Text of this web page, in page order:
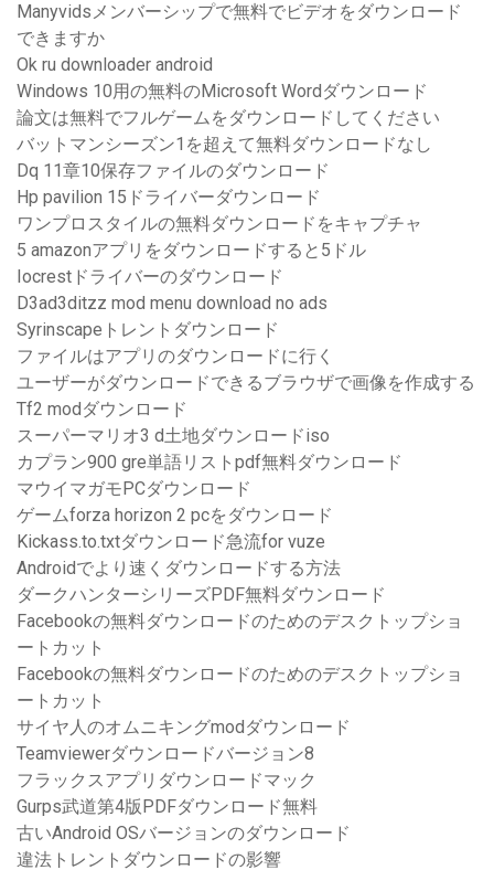
Manyvidsメンバーシップで無料でビデオをダウンロード
できますか
Ok ru downloader android
Windows 10用の無料のMicrosoft Wordダウンロード
論文は無料でフルゲームをダウンロードしてください
バットマンシーズン1を超えて無料ダウンロードなし
Dq 11章10保存ファイルのダウンロード
Hp pavilion 15ドライバーダウンロード
ワンプロスタイルの無料ダウンロードをキャプチャ
5 amazonアプリをダウンロードすると5ドル
Iocrestドライバーのダウンロード
D3ad3ditzz mod menu download no ads
Syrinscapeトレントダウンロード
ファイルはアプリのダウンロードに行く
ユーザーがダウンロードできるブラウザで画像を作成する
Tf2 modダウンロード
スーパーマリオ3 d土地ダウンロードiso
カプラン900 gre単語リストpdf無料ダウンロード
マウイマガモPCダウンロード
ゲームforza horizo​​n 2 pcをダウンロード
Kickass.to.txtダウンロード急流for vuze
Androidでより速くダウンロードする方法
ダークハンターシリーズPDF無料ダウンロード
Facebookの無料ダウンロードのためのデスクトップショ
ートカット
Facebookの無料ダウンロードのためのデスクトップショ
ートカット
サイヤ人のオムニキングmodダウンロード
Teamviewerダウンロードバージョン8
フラックスアプリダウンロードマック
Gurps武道第4版PDFダウンロード無料
古いAndroid OSバージョンのダウンロード
違法トレントダウンロードの影響